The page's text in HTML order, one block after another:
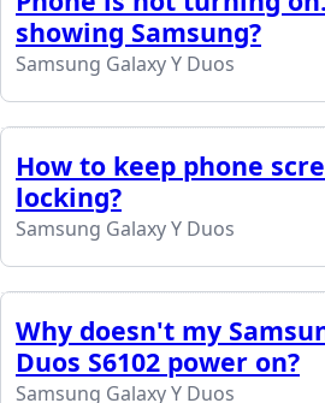
showing Samsung?
Samsung Galaxy Y Duos
How to keep phone
locking?
Samsung Galaxy Y Duos
Why doesn't my
Duos S6102 power on?
Samsung Galaxy Y Duos